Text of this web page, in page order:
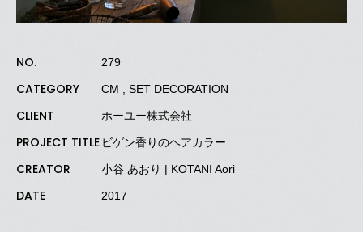
NO. 279
CATEGORY CM , SET DECORATION
CLIENT ホーユー株式会社
PROJECT TITLE ビゲン香りのヘアカラー
CREATOR 小谷 あおり | KOTANI Aori
DATE 2017